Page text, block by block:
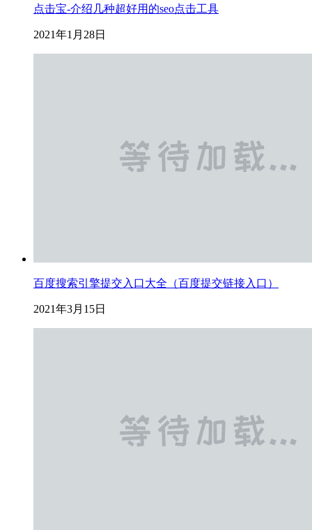
点击宝-介绍几种超好用的seo点击工具
2021年1月28日
百度搜索引擎提交入口大全（百度提交链接入口）
2021年3月15日